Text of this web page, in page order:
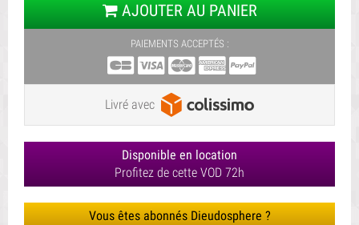
AJOUTER AU PANIER
PAIEMENTS ACCEPTÉS :
Livré avec
Disponible en location
Profitez de cette VOD 72h
Vous êtes abonnés Dieudosphere ?